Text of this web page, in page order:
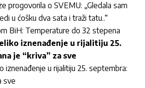
progovorila o SVEMU: „Gledala sam
u ćošku dva sata i traži tatu..“
BiH: Temperature do 32 stepena
iznenađenje u rijalitiju 25.
je “kriva” za sve
iznenađenje u rijalitiju 25. septembra:
sve